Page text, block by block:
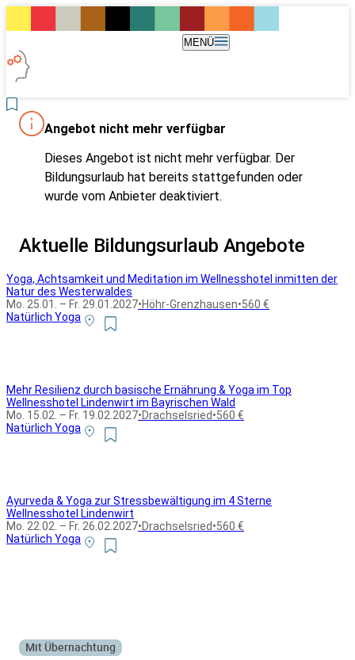
MENÜ
Angebot nicht mehr verfügbar
Dieses Angebot ist nicht mehr verfügbar. Der
Bildungsurlaub hat bereits stattgefunden oder
wurde vom Anbieter deaktiviert.
Aktuelle Bildungsurlaub Angebote
Yoga, Achtsamkeit und Meditation im Wellnesshotel inmitten der
Natur des Westerwaldes
Mo. 25.01. – Fr. 29.01.2027•Höhr-Grenzhausen•560 €
Natürlich Yoga
Mehr Resilienz durch basische Ernährung & Yoga im Top
Wellnesshotel Lindenwirt im Bayrischen Wald
Mo. 15.02. – Fr. 19.02.2027•Drachselsried•560 €
Natürlich Yoga
Ayurveda & Yoga zur Stressbewältigung im 4 Sterne
Wellnesshotel Lindenwirt
Mo. 22.02. – Fr. 26.02.2027•Drachselsried•560 €
Natürlich Yoga
Mit Übernachtung